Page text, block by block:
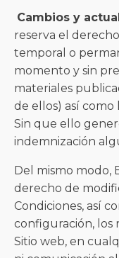
Cambios y
reserva el
temporal o
momento y sin
materiales
de ellos) así como
Sin que ello
indemnización
Del mismo modo,
derecho de
Condiciones, así
configuración, los
Sitio web, en